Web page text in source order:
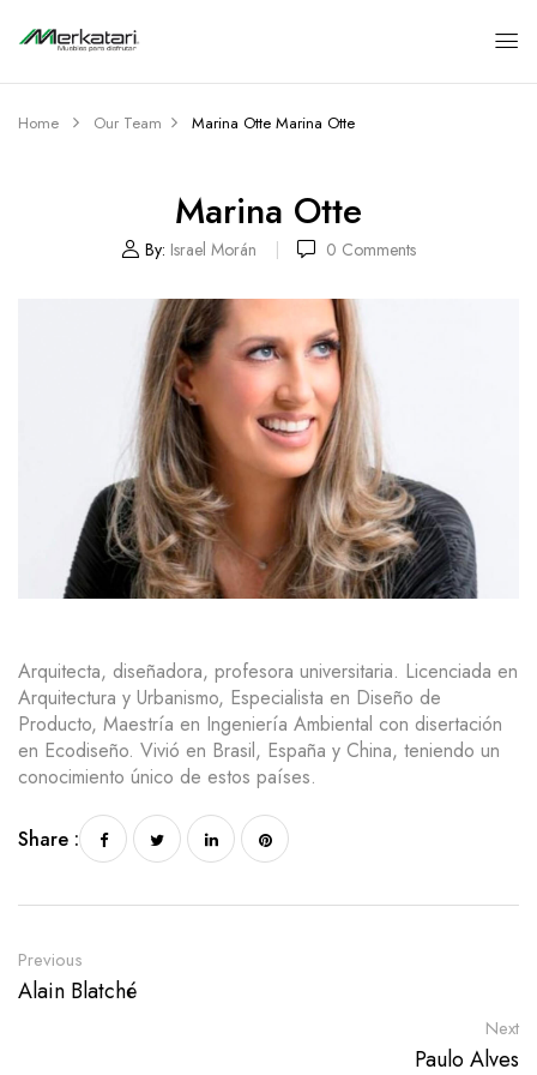
Home Our Team Marina Otte Marina Otte
Marina Otte
By: Israel Morán 0 Comments
Arquitecta, diseñadora, profesora universitaria. Licenciada en
Arquitectura y Urbanismo, Especialista en Diseño de
Producto, Maestría en Ingeniería Ambiental con disertación
en Ecodiseño. Vivió en Brasil, España y China, teniendo un
conocimiento único de estos países.
Share :
Previous
Alain Blatché
Next
Paulo Alves